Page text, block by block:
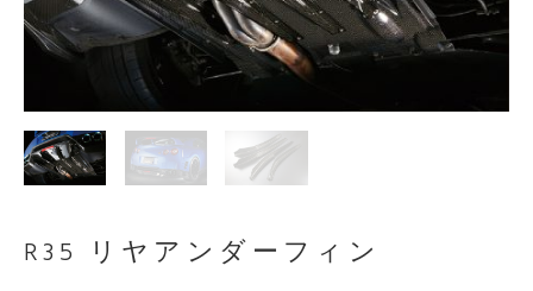
R35 リヤアンダーフィン